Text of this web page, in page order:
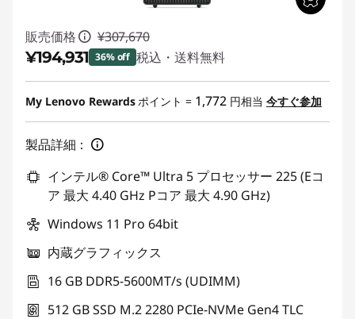
販売価格 ¥307,670
¥194,931 36% off 税込・送料無料
特別割引 :-¥112,739
My Lenovo Rewardsポイント = 1,772 円相当 今すぐ参加
製品詳細：
インテル® Core™ Ultra 5 プロセッサー 225 (Eコ
ア 最大 4.40 GHz Pコア 最大 4.90 GHz)
Windows 11 Pro 64bit
内蔵グラフィックス
16 GB DDR5-5600MT/s (UDIMM)
512 GB SSD M.2 2280 PCIe-NVMe Gen4 TLC